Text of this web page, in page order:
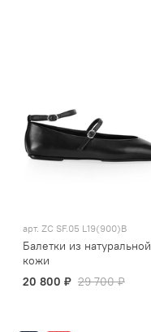
арт. ZC SF.05 L19(900)B
Балетки из натуральной
кожи
20 800 ₽ 29 700 ₽